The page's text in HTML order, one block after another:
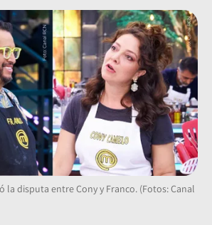
la disputa entre Cony y Franco. (Fotos: Canal